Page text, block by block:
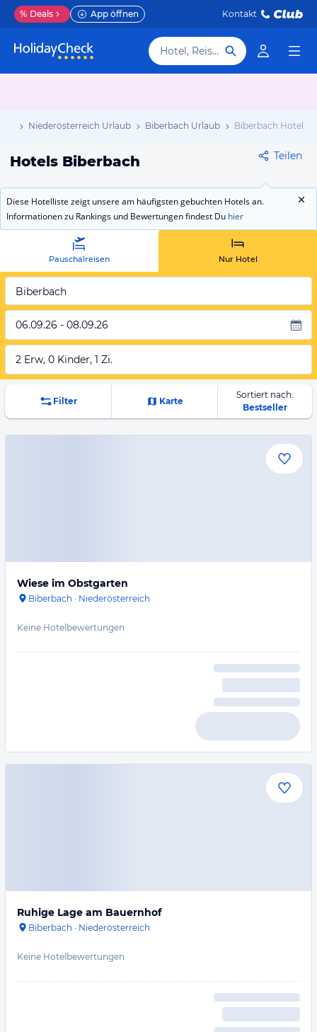
% Deals App öffnen Kontakt
Hotel, Reiseziel
Niederösterreich Urlaub Biberbach Urlaub Biberbach Hotels
Hotels Biberbach Teilen
Diese Hotelliste zeigt unsere am häufigsten gebuchten Hotels an.
Informationen zu Rankings und Bewertungen findest Du hier
Pauschalreisen Nur Hotel
Biberbach
06.09.26 - 08.09.26
2 Erw, 0 Kinder, 1 Zi.
Filter Karte
Sortiert nach:
Bestseller
Wiese im Obstgarten
Biberbach · Niederösterreich
Keine Hotelbewertungen
Ruhige Lage am Bauernhof
Biberbach · Niederösterreich
Keine Hotelbewertungen